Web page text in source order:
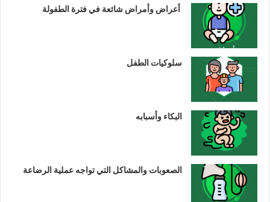
أعراض وأمراض شائعة في فترة الطفولة
سلوكيات الطفل
البكاء وأسبابه
الصعوبات والمشاكل التي تواجه عملية الرضاعة